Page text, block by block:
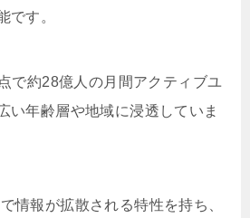
です。
で約28億人の月間アクティブユ
い年齢層や地域に浸透していま
情報が拡散される特性を持ち、